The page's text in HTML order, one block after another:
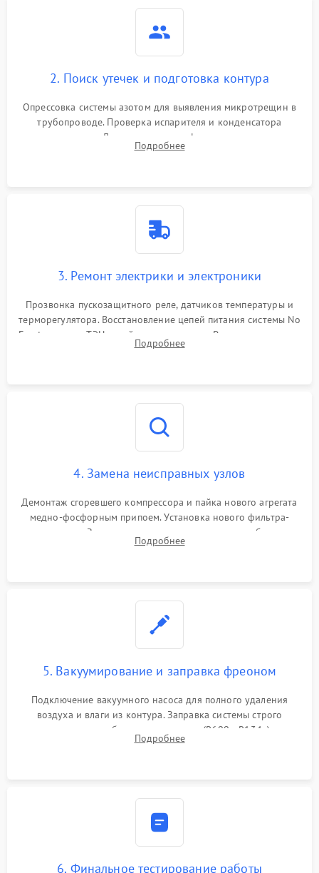
2. Поиск утечек и подготовка контура
Опрессовка системы азотом для выявления микротрещин в
трубопроводе. Проверка испарителя и конденсатора
течеискателем. Демонтаж старого фильтра-осушителя и
продувка капиллярной трубки для устранения засоров.
Подробнее
3. Ремонт электрики и электроники
Прозвонка пускозащитного реле, датчиков температуры и
терморегулятора. Восстановление цепей питания системы No
Frost, включая ТЭН оттайки и вентилятор. Ремонт или замена
платы управления при сбоях алгоритмов.
Подробнее
4. Замена неисправных узлов
Демонтаж сгоревшего компрессора и пайка нового агрегата
медно-фосфорным припоем. Установка нового фильтра-
осушителя. Замена изношенных вентиляторов обдува,
сломанных заслонок или поврежденных дверных петель.
Подробнее
5. Вакуумирование и заправка фреоном
Подключение вакуумного насоса для полного удаления
воздуха и влаги из контура. Заправка системы строго
дозированным объемом хладагента (R600a, R134a) по
электронным весам. Контроль рабочего давления в системе.
Подробнее
6. Финальное тестирование работы